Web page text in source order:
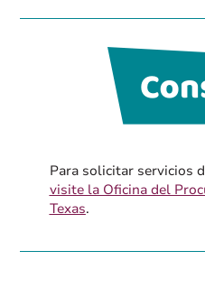
Para solicitar servicios
visite la Oficina del
Texas.